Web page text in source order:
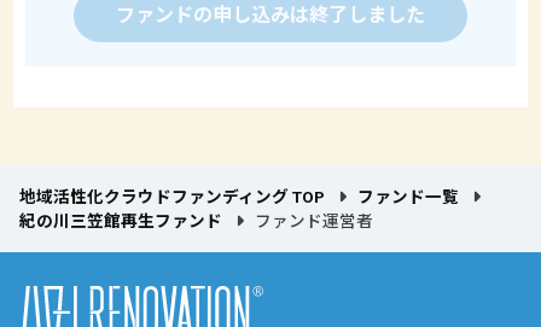
ファンドの申し込みは終了しました
地域活性化クラウドファンディング TOP
ファンド一覧
紀の川三笠館再生ファンド
ファンド運営者